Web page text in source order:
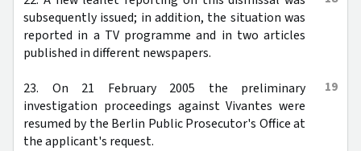
subsequently issued; in addition, the situation was
reported in a TV programme and in two articles
published in different newspapers.
19
23. On 21 February 2005 the preliminary
investigation proceedings against Vivantes were
resumed by the Berlin Public Prosecutor's Office at
the applicant's request.